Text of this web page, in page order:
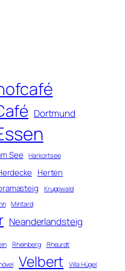
Dortmund
See Harkortsee
Herten
Kruppwald
Mintard
Neanderlandsteig
Rheinberg Rheurdt
Velbert Villa Hügel